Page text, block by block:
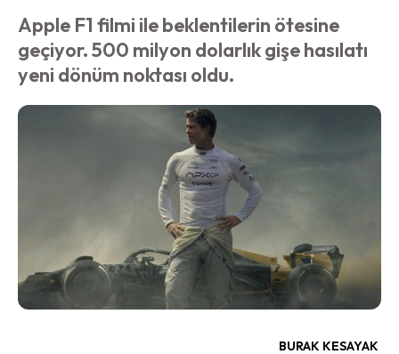
Apple F1 filmi ile beklentilerin ötesine
geçiyor. 500 milyon dolarlık gişe hasılatı
yeni dönüm noktası oldu.
BURAK KESAYAK